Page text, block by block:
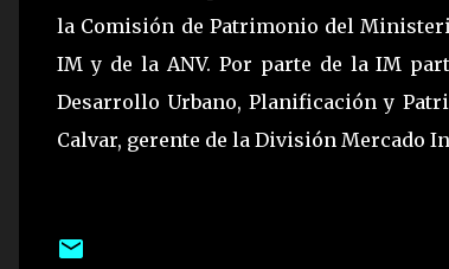
la Comisión de Patrimonio del
IM y de la ANV. Por parte de la IM
Desarrollo Urbano, Planificación y
Calvar, gerente de la División Mercado